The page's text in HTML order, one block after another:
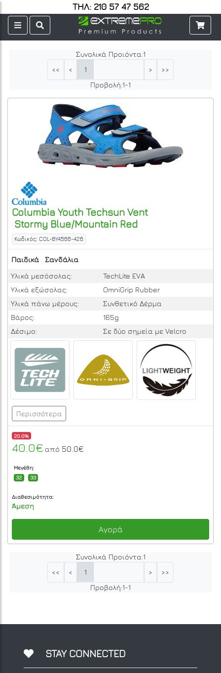
ΤΗΛ: 210 57 47 562
Συνολικά Προιόντα:1
<<
< 1 >
>>
Προβολή:1-1
Columbia Youth Techsun Vent
Stormy Blue/Mountain Red
Κωδικός: COL-BY4566-426
Παιδικά
Σανδάλια
Υλικά μεσόσολας:
TechLite EVA
Υλικά εξώσολας:
OmniGrip Rubber
Υλικά πάνω μέρους:
Συνθετικό Δέρμα
Βάρος:
165g
Δέσιμο:
Σε δύο σημεία με Velcro
Περισσότερα
20.0%
40.0€ από 50.0€
Μεγέθη:
32
33
Διαθεσιμότητα:
Άμεση
Αγορά
Συνολικά Προιόντα:1
<<
< 1 >
>>
Προβολή:1-1
STAY CONNECTED